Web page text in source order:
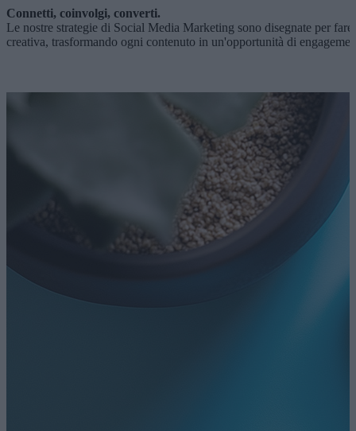
Connetti, coinvolgi, converti.
Le nostre strategie di Social Media Marketing sono disegnate per
creativa, trasformando ogni contenuto in un'opportunità di